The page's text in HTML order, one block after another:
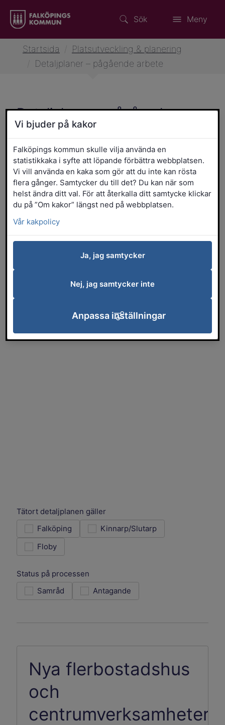
Sök Meny
Startsida
Platsutveckling & planering
Detaljplaner – pågående arbete
Detaljplaner – pågående
arbete
Detaljplanerna på den här sidan är pågående. Det
betyder att du kan lämna synpunkter på dem under
angivna tidsperioder vid samråd och granskning.
Klicka i kartan för att se var planerna finns. Här finns
även antagna planer som fortfarande inte fått laga
kraft.
Filtrera resultatet
Det här formuläret postas automatiskt
Tätort detaljplanen gäller
Falköping
Kinnarp/Slutarp
Floby
Status på processen
Samråd
Antagande
Nya flerbostadshus
och
centrumverksamheter
Vi bjuder på kakor
Falköpings kommun skulle vilja använda en
statistikkaka i syfte att löpande förbättra webbplatsen.
Vi vill använda en kaka som gör att du inte kan rösta
flera gånger. Samtycker du till det? Du kan när som
helst ändra ditt val. För att återkalla ditt samtycke klickar
du på ”Om kakor” längst ned på webbplatsen.
Vår kakpolicy
Ja, jag samtycker
Nej, jag samtycker inte
Anpassa inställningar